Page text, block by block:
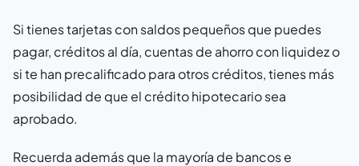
Si tienes tarjetas con saldos pequeños que puedes
pagar, créditos al día, cuentas de ahorro con liquidez o
si te han precalificado para otros créditos, tienes más
posibilidad de que el crédito hipotecario sea
aprobado.
Recuerda además que la mayoría de bancos e